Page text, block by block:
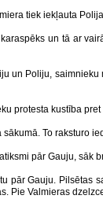
tiek iekļauta
un tā ar
un Poliju,
protesta kustība
To raksturo
pār Gauju, sāk
pār Gauju.
Pie Valmieras